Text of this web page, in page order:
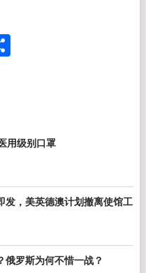
分
用级别口罩
发，美英德澳计划撤离使馆工
俄罗斯为何不惜一战？